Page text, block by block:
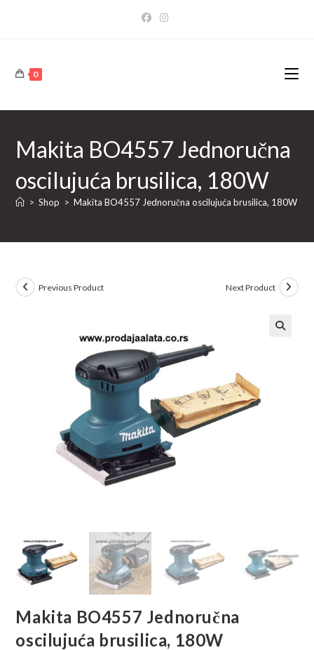
0
Makita BO4557 Jednoručna
oscilujuća brusilica, 180W
> Shop > Makita BO4557 Jednoručna oscilujuća brusilica, 180W
Previous Product Next Product
Makita BO4557 Jednoručna
oscilujuća brusilica, 180W